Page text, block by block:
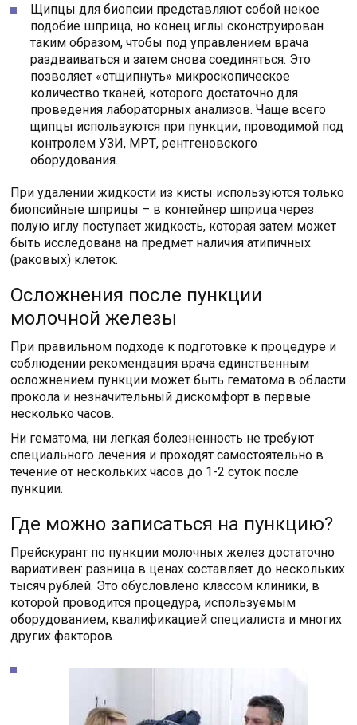
Щипцы для биопсии представляют собой некое
подобие шприца, но конец иглы сконструирован
таким образом, чтобы под управлением врача
раздваиваться и затем снова соединяться. Это
позволяет «отщипнуть» микроскопическое
количество тканей, которого достаточно для
проведения лабораторных анализов. Чаще всего
щипцы используются при пункции, проводимой под
контролем УЗИ, МРТ, рентгеновского
оборудования.
При удалении жидкости из кисты используются только
биопсийные шприцы – в контейнер шприца через
полую иглу поступает жидкость, которая затем может
быть исследована на предмет наличия атипичных
(раковых) клеток.
Осложнения после пункции
молочной железы
При правильном подходе к подготовке к процедуре и
соблюдении рекомендация врача единственным
осложнением пункции может быть гематома в области
прокола и незначительный дискомфорт в первые
несколько часов.
Ни гематома, ни легкая болезненность не требуют
специального лечения и проходят самостоятельно в
течение от нескольких часов до 1-2 суток после
пункции.
Где можно записаться на пункцию?
Прейскурант по пункции молочных желез достаточно
вариативен: разница в ценах составляет до нескольких
тысяч рублей. Это обусловлено классом клиники, в
которой проводится процедура, используемым
оборудованием, квалификацией специалиста и многих
других факторов.